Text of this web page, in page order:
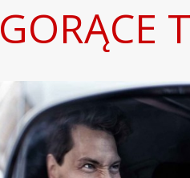
GORĄCE